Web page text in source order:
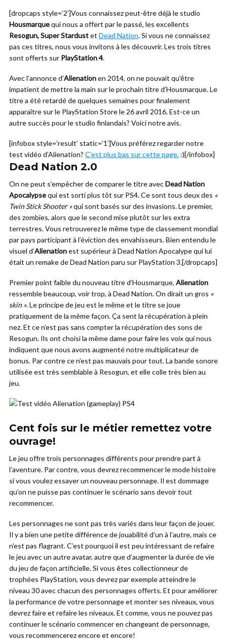
[dropcaps style=’2′]Vous connaissez peut-être déjà le studio
Housmarquequi nous a offert par le passé, les excellents
Resogun, Super Stardustet Dead Nation. Si vous ne connaissez
pas ces titres, nous vous invitons à les découvrir. Les trois titres
sont offerts sur PlayStation 4.
Avec l’annonce d’Alienationen 2014, on ne pouvait qu’être
impatient de mettre la main sur le prochain titre d’Housmarque. Le
titre a été retardé de quelques semaines pour finalement
apparaître sur le PlayStation Store le 26 avril 2016. Est-ce un
autre succès pour le studio finlandais? Voici notre avis.
[infobox style=’result’ static=’1′]Vous préférez regarder notre
test vidéo d’Alienation? C’est plus bas sur cette page. :)[/infobox]
Dead Nation 2.0
On ne peut s’empêcher de comparer le titre avecDead Nation
Apocalypsequi est sorti plus tôt sur PS4. Ce sont tous deux des «
Twin Stick Shooter »qui sont basés sur des invasions. Le premier,
des zombies, alors que le second mise plutôt sur les extra
terrestres. Vous retrouverez le même type de classement mondial
par pays participant à l’éviction des envahisseurs. Bien entendu le
visuel d’Alienationest supérieur à Dead Nation Apocalype qui lui
était un remake de Dead Nation paru sur PlayStation 3.[/dropcaps]
Premier point faible du nouveau titre d’Housmarque, Alienation
ressemble beaucoup, voir trop, à Dead Nation. On dirait un gros «
skin ». Le principe de jeu est le même et le titre se joue
pratiquement de la même façon. Ça sent la récupération à plein
nez. Et ce n’est pas sans compter la récupération des sons de
Resogun. Ils ont choisi la même dame pour faire les voix qui nous
indiquent que nous avons augmenté notre multiplicateur de
bonus. Par contre ce n’est pas mauvais pour tout. La bande sonore
utilisée est très semblable à Resogun, et elle colle très bien au
jeu.
Cent fois sur le métier remettez votre
ouvrage!
Le jeu offre trois personnages différents pour prendre part à
l’aventure. Par contre, vous devrez recommencer le mode histoire
si vous voulez essayer un nouveau personnage. Il est dommage
qu’on ne puisse pas continuer le scénario sans devoir tout
recommencer.
Les personnages ne sont pas très variés dans leur façon de jouer.
Il y a bien une petite différence de jouabilité d’un à l’autre, mais ce
n’est pas flagrant. C’est pourquoi il est peu intéressant de refaire
le jeu avec un autre avatar, autre que d’augmenter la durée de vie
du jeu de façon artificielle. Si vous êtes collectionneur de
trophées PlayStation, vous devrez par exemple atteindre le
niveau 30 avec chacun des personnages offerts. Et pour améliorer
la performance de votre personnage et monter ses niveaux, vous
devrez faire et refaire les niveaux. Et comme, vous ne pouvez pas
continuer le scénario commencer en changeant de personnage,
vous recommencerez encore et encore!